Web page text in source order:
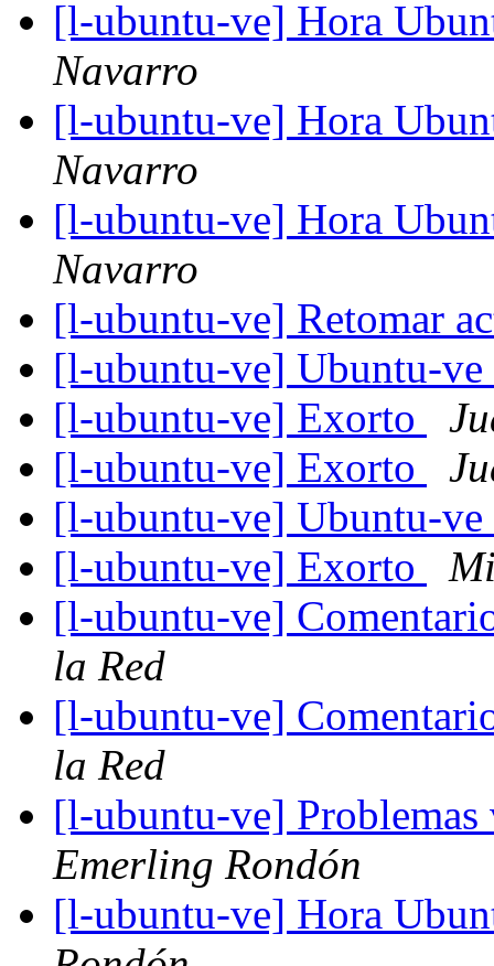
[l-ubuntu-ve] Hora
Navarro
[l-ubuntu-ve] Hora
Navarro
[l-ubuntu-ve] Hora
Navarro
[l-ubuntu-ve] Retomar
[l-ubuntu-ve] Ubuntu-ve
[l-ubuntu-ve] Exorto
[l-ubuntu-ve] Exorto
[l-ubuntu-ve] Ubuntu-ve
[l-ubuntu-ve] Exorto
[l-ubuntu-ve]
la Red
[l-ubuntu-ve]
la Red
[l-ubuntu-ve]
Emerling Rondón
[l-ubuntu-ve] Hora